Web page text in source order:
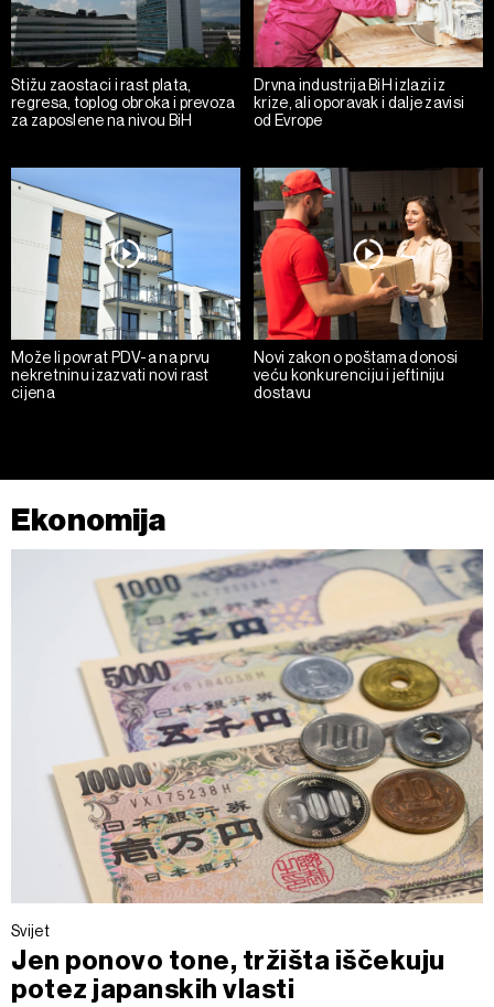
Stižu zaostaci i rast plata,
regresa, toplog obroka i prevoza
za zaposlene na nivou BiH
Drvna industrija BiH izlazi iz
krize, ali oporavak i dalje zavisi
od Evrope
Može li povrat PDV-a na prvu
nekretninu izazvati novi rast
cijena
Novi zakon o poštama donosi
veću konkurenciju i jeftiniju
dostavu
Ekonomija
Svijet
Jen ponovo tone, tržišta iščekuju
potez japanskih vlasti